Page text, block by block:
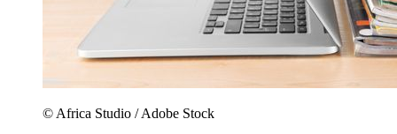
© Africa Studio / Adobe Stock